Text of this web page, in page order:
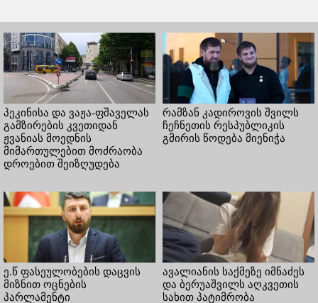
პეკინისა და ვაჟა-ფშაველას
გამზირების კვეთიდან
ჟვანიას მოედნის
მიმართულებით მოძრაობა
დროებით შეიზღუდება
რამზან კადიროვის შვილს
ჩეჩნეთის რესპუბლიკის
გმირის წოდება მიენიჭა
ე.წ ფასეულობების დაცვის
მიზნით ოცნების
პარლამენტი
ავალიანის საქმეზე იმნაძეს
და ბერუაშვილს აღკვეთის
სახით პატიმრობა